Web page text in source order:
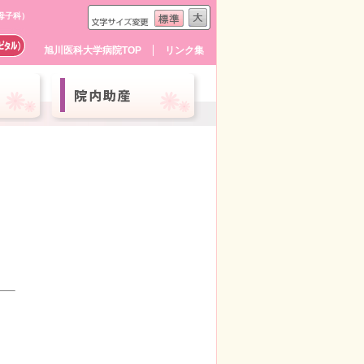
科）
旭川医科大学病院TOP リンク集